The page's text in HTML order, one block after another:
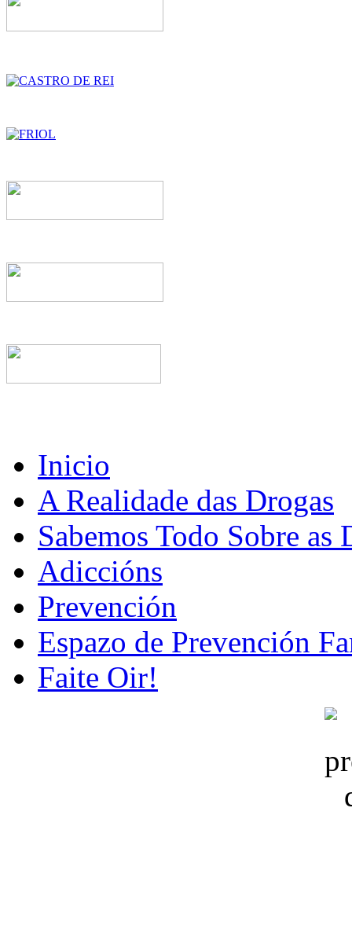
Inicio
A Realidade das Drogas
Sabemos Todo Sobre as
Adiccións
Prevención
Espazo de Prevención
Faite Oir!